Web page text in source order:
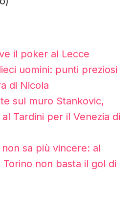
il poker al Lecce
uomini: punti preziosi
di Nicola
sul muro Stankovic,
Tardini per il Venezia di
sa più vincere: al
Torino non basta il gol di